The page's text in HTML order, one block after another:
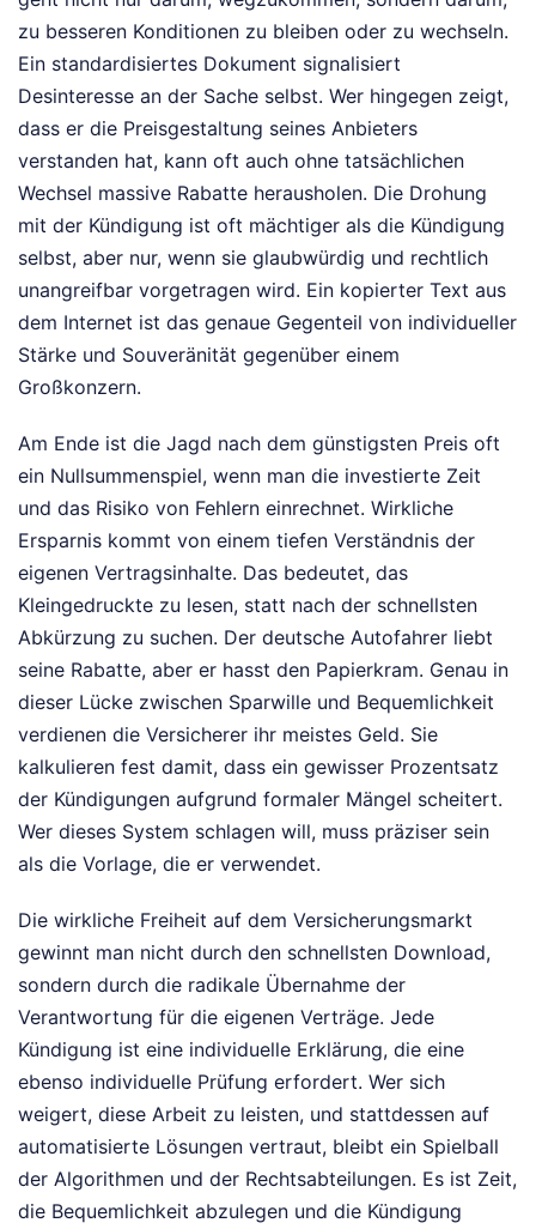
zu besseren Konditionen zu bleiben oder zu wechseln.
Ein standardisiertes Dokument signalisiert
Desinteresse an der Sache selbst. Wer hingegen zeigt,
dass er die Preisgestaltung seines Anbieters
verstanden hat, kann oft auch ohne tatsächlichen
Wechsel massive Rabatte herausholen. Die Drohung
mit der Kündigung ist oft mächtiger als die Kündigung
selbst, aber nur, wenn sie glaubwürdig und rechtlich
unangreifbar vorgetragen wird. Ein kopierter Text aus
dem Internet ist das genaue Gegenteil von individueller
Stärke und Souveränität gegenüber einem
Großkonzern.
Am Ende ist die Jagd nach dem günstigsten Preis oft
ein Nullsummenspiel, wenn man die investierte Zeit
und das Risiko von Fehlern einrechnet. Wirkliche
Ersparnis kommt von einem tiefen Verständnis der
eigenen Vertragsinhalte. Das bedeutet, das
Kleingedruckte zu lesen, statt nach der schnellsten
Abkürzung zu suchen. Der deutsche Autofahrer liebt
seine Rabatte, aber er hasst den Papierkram. Genau in
dieser Lücke zwischen Sparwille und Bequemlichkeit
verdienen die Versicherer ihr meistes Geld. Sie
kalkulieren fest damit, dass ein gewisser Prozentsatz
der Kündigungen aufgrund formaler Mängel scheitert.
Wer dieses System schlagen will, muss präziser sein
als die Vorlage, die er verwendet.
Die wirkliche Freiheit auf dem Versicherungsmarkt
gewinnt man nicht durch den schnellsten Download,
sondern durch die radikale Übernahme der
Verantwortung für die eigenen Verträge. Jede
Kündigung ist eine individuelle Erklärung, die eine
ebenso individuelle Prüfung erfordert. Wer sich
weigert, diese Arbeit zu leisten, und stattdessen auf
automatisierte Lösungen vertraut, bleibt ein Spielball
der Algorithmen und der Rechtsabteilungen. Es ist Zeit,
die Bequemlichkeit abzulegen und die Kündigung